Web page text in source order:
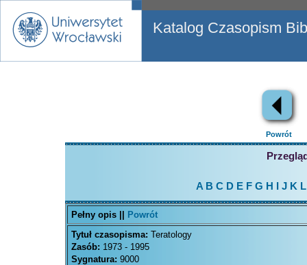
Katalog Czasopism
Powrót
A B C D EFG H J K L
Pełny opis ||
Powrót
Tytuł czasopisma: Teratology
Zasób: 1973 - 1995
Sygnatura: 9000